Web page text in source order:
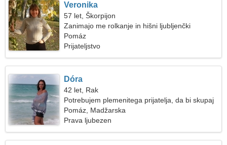
Veronika
57 let, Škorpijon
Zanimajo me rolkanje in hišni ljubljenčki
Pomáz
Prijateljstvo
Dóra
42 let, Rak
Potrebujem plemenitega prijatelja, da bi skupaj
plesala
Pomáz, Madžarska
Prava ljubezen